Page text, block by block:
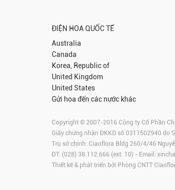
ĐIỆN HOA QUỐC TẾ
Australia
Canada
Korea, Republic of
United Kingdom
United States
Gửi hoa đến các nước khác
Copyright © 2007-2016 Công ty Cổ Phần
Giấy chứng nhận ĐKKD số 0311502940 do
Trụ sở chính: Ciaoflora Bldg 260/4/46
ĐT: (028) 38.112.666 (ext. 10) - Email:
Thiết kế & phát triển bởi Phòng CNTT